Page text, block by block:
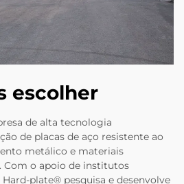
escolher
de alta tecnologia
de placas de aço resistente ao
metálico e materiais
Com o apoio de institutos
plate® pesquisa e desenvolve